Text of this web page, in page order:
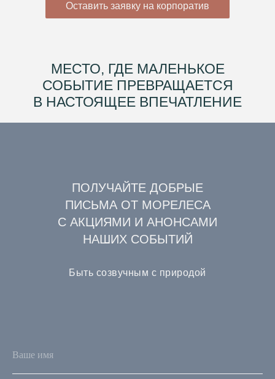
Оставить заявку на корпоратив
МЕСТО, ГДЕ МАЛЕНЬКОЕ
СОБЫТИЕ ПРЕВРАЩАЕТСЯ
В НАСТОЯЩЕЕ ВПЕЧАТЛЕНИЕ
Быть созвучным с природой
ПОЛУЧАЙТЕ ДОБРЫЕ
ПИСЬМА ОТ МОРЕЛЕСА
С АКЦИЯМИ И АНОНСАМИ
НАШИХ СОБЫТИЙ